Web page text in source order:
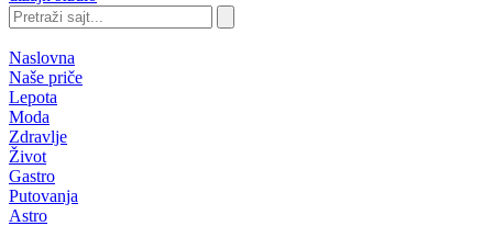
Pretraži
sajt...
Naslovna
Naše priče
Lepota
Moda
Zdravlje
Život
Gastro
Putovanja
Astro